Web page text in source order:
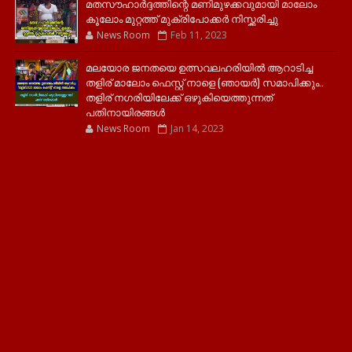
മതസൗഹാർദ്ദത്തിന്റെ മണിമുഴക്കവുമായി മാലോം
കൂലോം മുറ്റത്ത് മുക്രിപോക്കർ നിസ്ക്കരിച്ചു
News Room Feb 11, 2023
മലയോര ജനതയെ ഉത്സവലഹരിയിൽ ആറാടിച്ച
തളിര് മാലോം ഫെസ്റ്റ് നാളെ (ഞായർ) സമാപിക്കും..
തളിര് നഗരിയിലേക്ക് ഒഴുകിയെത്തുന്നത്
പതിനായിരങ്ങൾ
News Room Jan 14, 2023